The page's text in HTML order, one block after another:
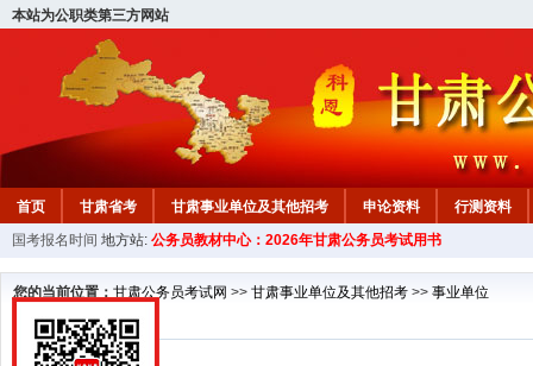
本站为公职类第三方网站
首页 甘肃省考 甘肃事业单位及其他招考 申论资料
行测资料
国考报名时间 地方站: 公务员教材中心：2026年甘肃公务员考试用书
您的当前位置： 甘肃公务员考试网 >> 甘肃事业单位及其他招考 >> 事业单位